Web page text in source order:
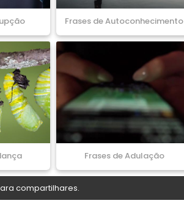
Frases de Autoconhecimento
Frases de Adulação
compartilhares.